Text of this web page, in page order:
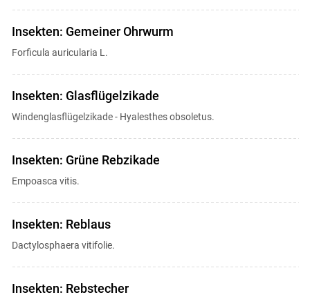
Insekten: Gemeiner Ohrwurm
Forficula auricularia L.
Insekten: Glasflügelzikade
Windenglasflügelzikade - Hyalesthes obsoletus.
Insekten: Grüne Rebzikade
Empoasca vitis.
Insekten: Reblaus
Dactylosphaera vitifolie.
Insekten: Rebstecher